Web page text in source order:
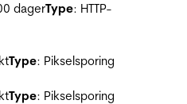
dagerType: HTTP-
Type: Pikselsporing
Type: Pikselsporing